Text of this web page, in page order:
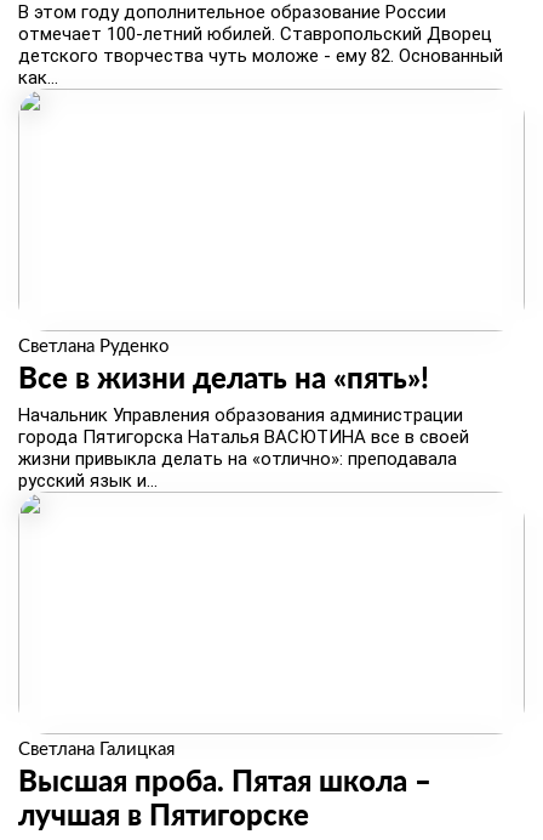
​В этом году дополнительное образование России
отмечает 100‑летний юбилей. Ставропольский Дворец
детского творчества чуть моложе - ему 82. Основанный
как...
Светлана Руденко
Все в жизни делать на «пять»!
​Начальник Управления образования администрации
города Пятигорска Наталья ВАСЮТИНА все в своей
жизни привыкла делать на «отлично»: преподавала
русский язык и...
Светлана Галицкая
Высшая проба. Пятая школа –
лучшая в Пятигорске